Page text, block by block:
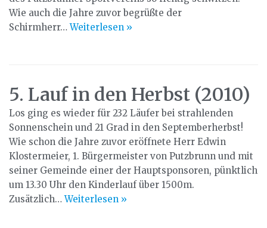
Wie auch die Jahre zuvor begrüßte der
Schirmherr…Weiterlesen »
5. Lauf in den Herbst (2010)
Los ging es wieder für 232 Läufer bei strahlenden
Sonnenschein und 21 Grad in den Septemberherbst!
Wie schon die Jahre zuvor eröffnete Herr Edwin
Klostermeier, 1. Bürgermeister von Putzbrunn und mit
seiner Gemeinde einer der Hauptsponsoren, pünktlich
um 13.30 Uhr den Kinderlauf über 1500m.
Zusätzlich…Weiterlesen »